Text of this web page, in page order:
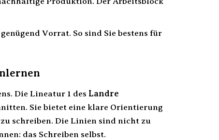
Vorrat. So sind Sie bestens für
Die Lineatur 1 des Landre
Sie bietet eine klare Orientierung
schreiben. Die Linien sind nicht zu
das Schreiben selbst.